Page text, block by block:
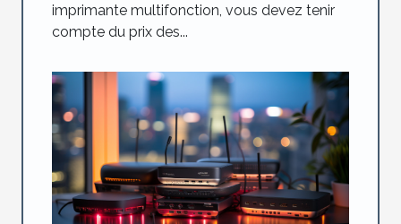
imprimante multifonction, vous devez tenir
compte du prix des...